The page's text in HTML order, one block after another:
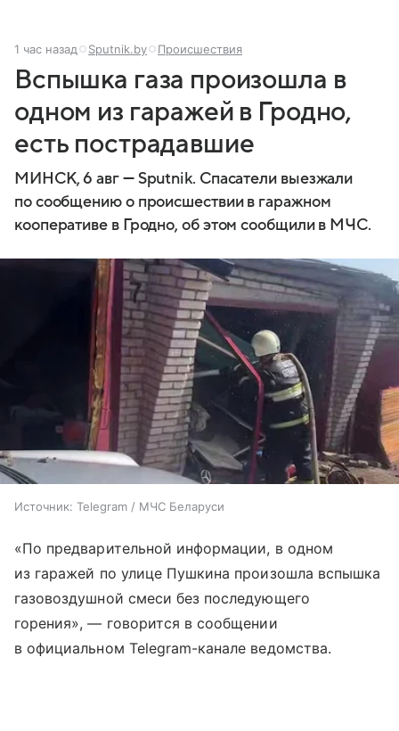
1 час назад Sputnik.by Происшествия
Вспышка газа произошла в
одном из гаражей в Гродно,
есть пострадавшие
МИНСК, 6 авг — Sputnik. Спасатели выезжали
по сообщению о происшествии в гаражном
кооперативе в Гродно, об этом сообщили в МЧС.
Источник: Telegram / МЧС Беларуси
«По предварительной информации, в одном
из гаражей по улице Пушкина произошла вспышка
газовоздушной смеси без последующего
горения», — говорится в сообщении
в официальном Telegram-канале ведомства.